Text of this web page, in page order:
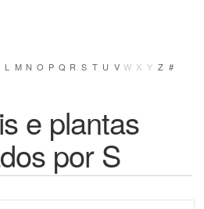
L M N O P Q R S T U V W X Y Z #
e plantas
por S